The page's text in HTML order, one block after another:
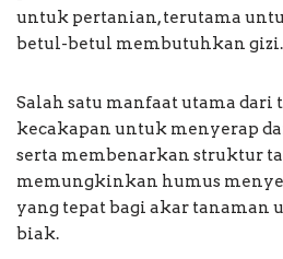
untuk pertanian, terutama
betul-betul membutuhkan gizi.
Salah satu manfaat utama dari
kecakapan untuk menyerap
serta membenarkan struktur
memungkinkan humus
yang tepat bagi akar tanaman
biak.